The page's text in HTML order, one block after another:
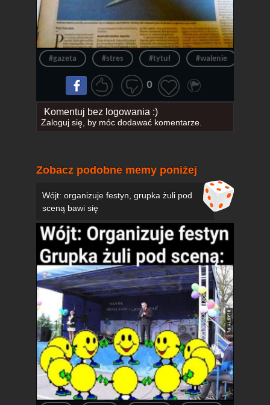
#gazeta #stres #tytuł #walenie
0
Komentuj bez logowania :)
Zaloguj się, by móc dodawać komentarze.
Zobacz podobne memy poniżej
Wójt: organizuje festyn, grupka żuli pod
sceną bawi się